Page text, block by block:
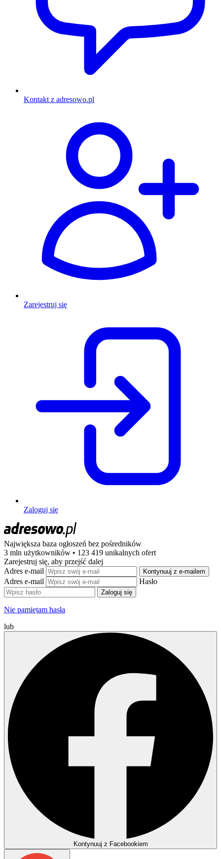
Kontakt z adresowo.pl
Zarejestruj się
Zaloguj się
Największa baza ogłoszeń bez pośredników
3 mln użytkowników • 123 419 unikalnych ofert
Zarejestruj się, aby przejść dalej
Adres e-mail
Kontynuuj z e-mailem
Adres e-mail Hasło
Zaloguj się
Nie pamiętam hasła
lub
Kontynuuj z Facebookiem